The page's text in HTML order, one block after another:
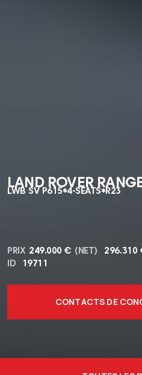
LAND ROVER
LWB SV P615*4-SEATS*R23
PRIX 249.000 € (NET) 296.310
ID
19711
CONTACTS DE